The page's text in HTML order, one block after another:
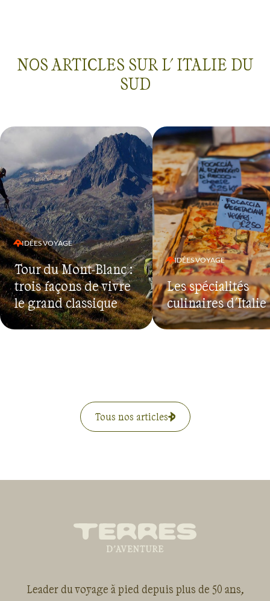
NOS ARTICLES SUR L' ITALIE DU
SUD
IDÉES VOYAGE
Tour du Mont-Blanc :
trois façons de vivre
le grand classique
IDÉES VOYAGE
Les spécialités
culinaires d'Italie
Tous nos articles
Leader du voyage à pied depuis plus de 50 ans,